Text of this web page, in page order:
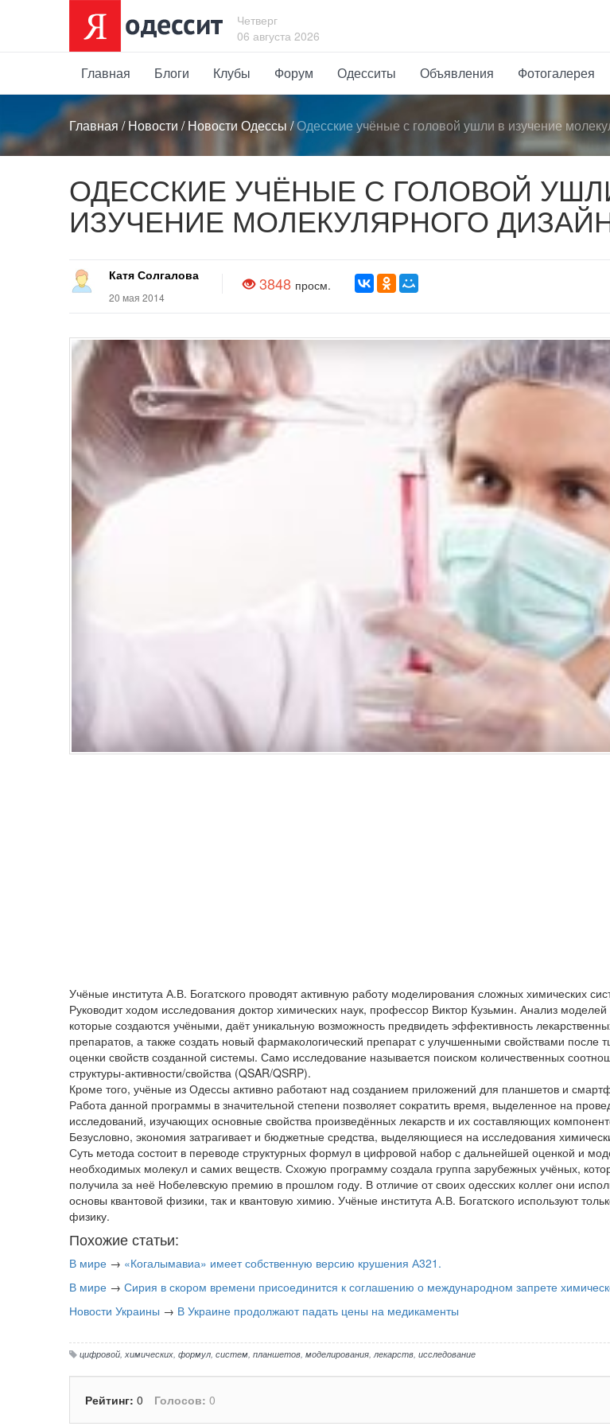
Четверг
06 августа 2026
Главная Блоги Клубы Форум Одесситы Объявления Фотогалерея
Главная /Новости /Новости Одессы/Одесские учёные с головой ушли в изучение
ОДЕССКИЕ УЧЁНЫЕ С ГОЛОВОЙ
ИЗУЧЕНИЕ МОЛЕКУЛЯРНОГО
Катя Солгалова
20 мая 2014
3848 просм.
Учёные института А.В. Богатского проводят активную работу моделирования сложных химических
Руководит ходом исследования доктор химических наук, профессор Виктор Кузьмин. Анализ
которые создаются учёными, даёт уникальную возможность предвидеть эффективность
препаратов, а также создать новый фармакологический препарат с улучшенными свойствами после
оценки свойств созданной системы. Само исследование называется поиском количественных
структуры-активности/свойства (QSAR/QSRP).
Кроме того, учёные из Одессы активно работают над созданием приложений для планшетов и
Работа данной программы в значительной степени позволяет сократить время, выделенное на
исследований, изучающих основные свойства произведённых лекарств и их составляющих
Безусловно, экономия затрагивает и бюджетные средства, выделяющиеся на исследования
Суть метода состоит в переводе структурных формул в цифровой набор с дальнейшей оценкой и
необходимых молекул и самих веществ. Схожую программу создала группа зарубежных учёных,
получила за неё Нобелевскую премию в прошлом году. В отличие от своих одесских коллег они
основы квантовой физики, так и квантовую химию. Учёные института А.В. Богатского используют
физику.
Похожие статьи:
В мире → «Когалымавиа» имеет собственную версию крушения А321.
В мире → Сирия в скором времени присоединится к соглашению о международном запрете
Новости Украины → В Украине продолжают падать цены на медикаменты
цифровой, химических, формул, систем, планшетов, моделирования,лекарств, исследование
Рейтинг: 0 Голосов: 0